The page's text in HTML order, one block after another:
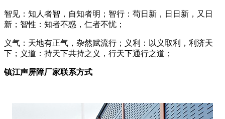
智见：知人者智，自知者明；智行：苟日新，日日新，又日
新；智性：知者不惑，仁者不忧；
义气：天地有正气，杂然赋流行；义利：以义取利，利济天
下；义道：持天下共持之义，行天下通行之道；
镇江声屏障厂家联系方式